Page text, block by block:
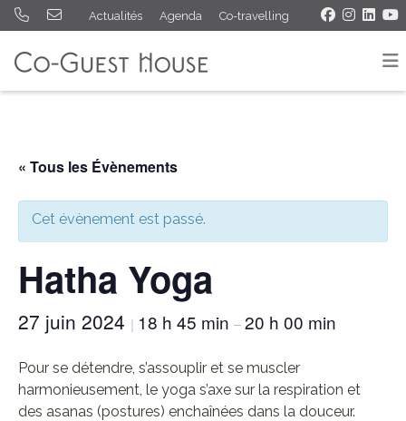
Actualités Agenda Co-travelling
« Tous les Évènements
Cet évènement est passé.
Hatha Yoga
27 juin 2024 | 18 h 45 min –20 h 00 min
Pour se détendre, s’assouplir et se muscler
harmonieusement, le yoga s’axe sur la respiration et
des asanas (postures) enchaînées dans la douceur.